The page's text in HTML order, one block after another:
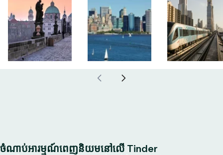
ចំណាប់អារម្មណ៍ពេញនិយមនៅលើ Tinder